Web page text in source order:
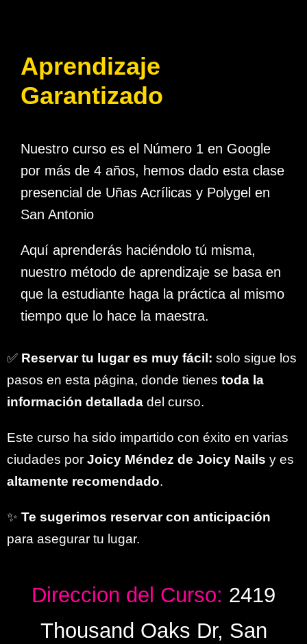
Aprendizaje
Garantizado
Nuestro curso es el Número 1 en Google
por más de 4 años, hemos dado esta clase
presencial de Uñas Acrílicas y Polygel en
San Antonio
Aquí aprenderás haciéndolo tú misma,
nuestro método de aprendizaje se basa en
que la estudiante haga la práctica al mismo
tiempo que lo hace la maestra.
✅ Reservar tu lugar es muy fácil: solo sigue los
pasos en esta página, donde tienes toda la
información detallada del curso.
Este curso ha sido impartido con éxito en varias
ciudades por Joicy Méndez de Joicy Nails y es
altamente recomendado.
✨ Te sugerimos reservar con anticipación
para asegurar tu lugar.
Direccion del Curso: 2419
Thousand Oaks Dr, San